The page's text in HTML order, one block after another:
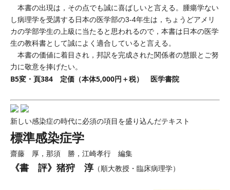
本書の出現は，その点でも誠に喜ばしいと言える。腫瘍学ない
し病理学を受講する日本の医学部の3-4年生は，ちょうどアメリ
カの学部学生の上級に当たると思われるので，本書は日本の医学
生の教科書として誠によく適合していると言える。
本書の価値に着目され，邦訳を完成された関係者の慧眼とご努
力に敬意を捧げたい。
B5変・頁384 定価（本体5,000円＋税） 医学書院
新しい感染症の時代に必須の項目を盛り込んだテキスト
標準感染症学
齋藤 厚，那須 勝，江崎孝行 編集
《書 評》猪狩 淳（順大教授・臨床病理学）